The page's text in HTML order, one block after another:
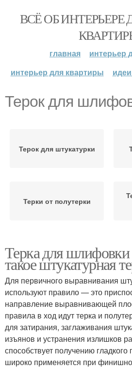
ВСЁ ОБ
главная
интерьер
интерьер для квартиры
Терок для
Терок для штукатурки
Терки от полутерки
Губчатые терки
Терка для шлифовки
такое штукатурная
Для первичного выравнивания
используют правило — это
направление выравнивающей
правила в ход идут терка и
для затирания, заглаживания
изъянов и устранения излишков
способствует получению
широко применяется при